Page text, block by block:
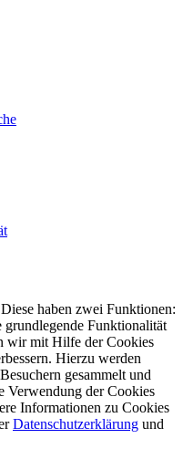
haben zwei Funktionen:
Funktionalität
wir mit Hilfe der Cookies
Hierzu werden
gesammelt und
Verwendung der Cookies
Informationen zu Cookies
Datenschutzerklärung und